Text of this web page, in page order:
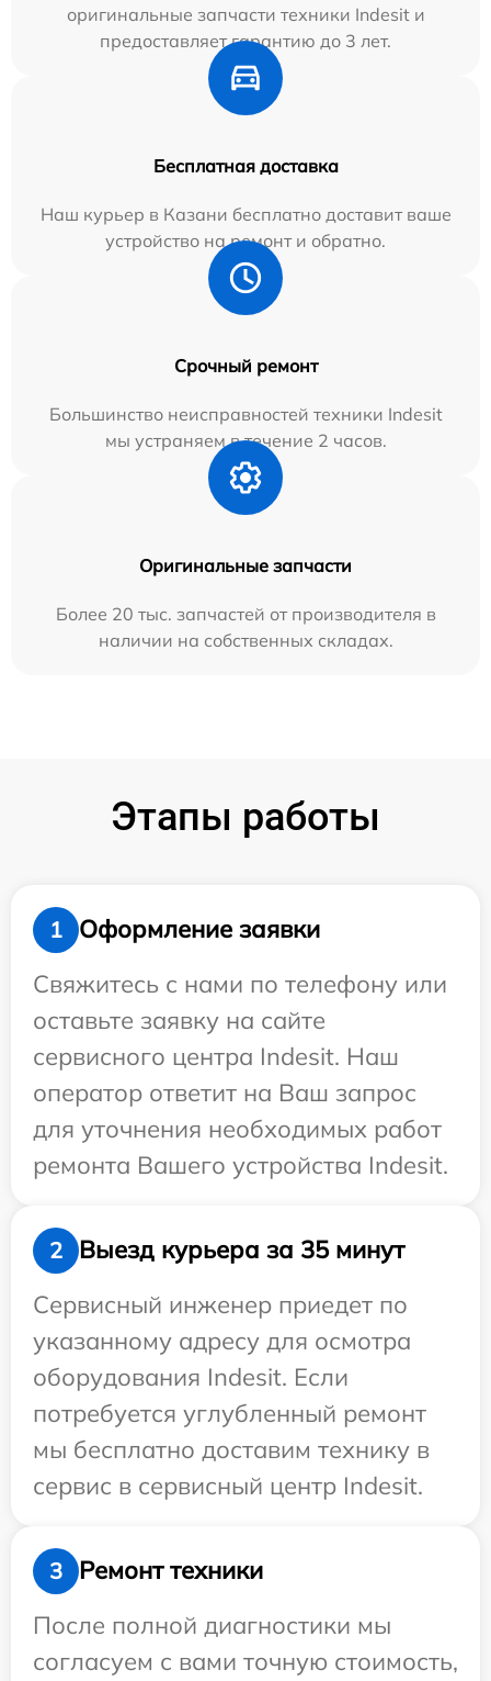
оригинальные запчасти техники Indesit и
предоставляет гарантию до 3 лет.
Бесплатная доставка
Наш курьер в Казани бесплатно доставит ваше
устройство на ремонт и обратно.
Срочный ремонт
Большинство неисправностей техники Indesit
мы устраняем в течение 2 часов.
Оригинальные запчасти
Более 20 тыс. запчастей от производителя в
наличии на собственных складах.
Этапы работы
1
Оформление заявки
Свяжитесь с нами по телефону или
оставьте заявку на сайте
сервисного центра Indesit. Наш
оператор ответит на Ваш запрос
для уточнения необходимых работ
ремонта Вашего устройства Indesit.
2
Выезд курьера за 35 минут
Сервисный инженер приедет по
указанному адресу для осмотра
оборудования Indesit. Если
потребуется углубленный ремонт
мы бесплатно доставим технику в
сервис в сервисный центр Indesit.
3
Ремонт техники
После полной диагностики мы
согласуем с вами точную стоимость,